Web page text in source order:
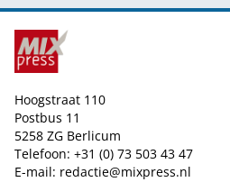
Hoogstraat 110
Postbus 11
5258 ZG Berlicum
Telefoon: +31 (0) 73 503 43 47
E-mail: redactie@mixpress.nl